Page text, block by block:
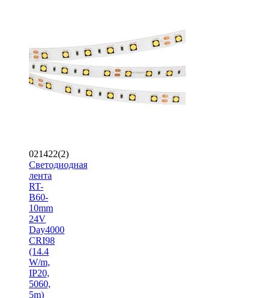
021422(2)
Светодиодная
лента
RT-
B60-
10mm
24V
Day4000
CRI98
(14.4
W/m,
IP20,
5060,
5m)